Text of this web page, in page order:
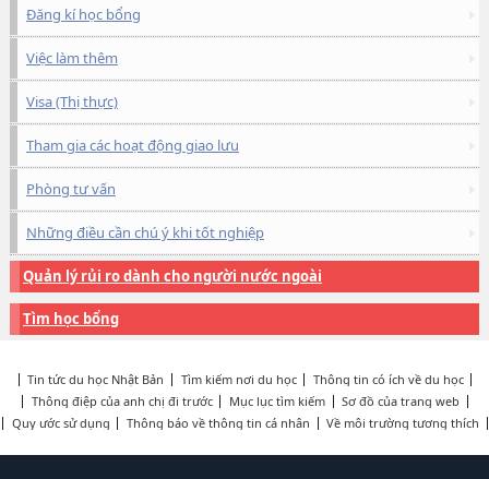
Đăng kí học bổng
Việc làm thêm
Visa (Thị thực)
Tham gia các hoạt động giao lưu
Phòng tư vấn
Những điều cần chú ý khi tốt nghiệp
Quản lý rủi ro dành cho người nước ngoài
Tìm học bổng
Tin tức du học Nhật Bản Tìm kiếm nơi du học
Thông tin có ích về du học
Thông điệp của anh chị đi trước
Mục lục tìm kiếm
Sơ đồ của trang web
Quy ước sử dụng
Thông báo về thông tin cá nhân Về môi trường tương thích